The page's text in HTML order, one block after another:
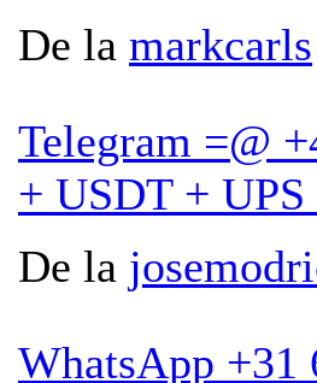
De la markcarls
Telegram =@
+ USDT +
De la
WhatsApp +31